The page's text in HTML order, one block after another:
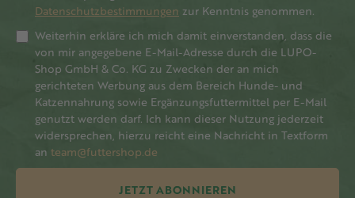
Datenschutzbestimmungen zur Kenntnis genommen.
Weiterhin erkläre ich mich damit einverstanden, dass die
von mir angegebene E-Mail-Adresse durch die LUPO-
Shop GmbH & Co. KG zu Zwecken der an mich
gerichteten Werbung aus dem Bereich Hunde- und
Katzennahrung sowie Ergänzungsfuttermittel per E-Mail
genutzt werden darf. Ich kann dieser Nutzung jederzeit
widersprechen, hierzu reicht eine Nachricht in Textform
an team@futtershop.de
JETZT ABONNIEREN